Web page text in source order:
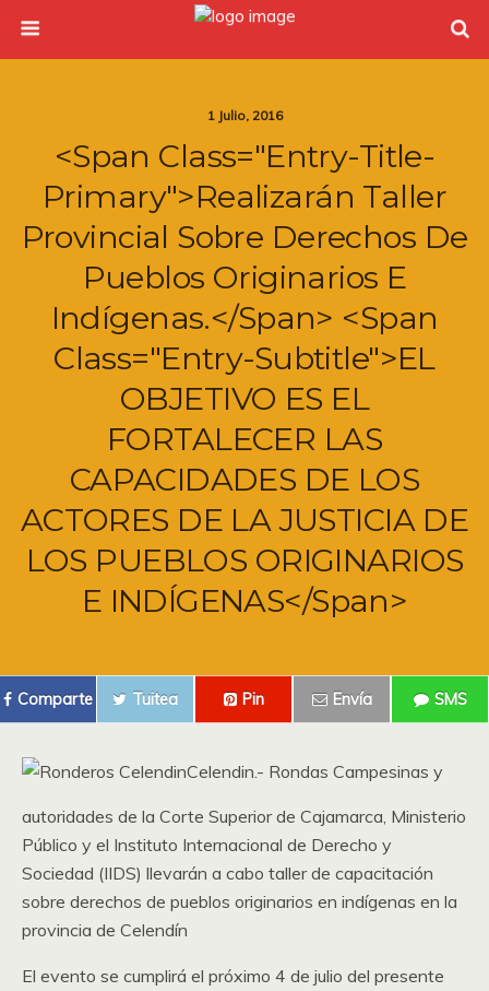
1 Julio, 2016
<span Class="entry-Title-
Primary">Realizarán Taller
Provincial Sobre Derechos De
Pueblos Originarios E
Indígenas.</span> <span
Class="entry-Subtitle">EL
OBJETIVO ES EL
FORTALECER LAS
CAPACIDADES DE LOS
ACTORES DE LA JUSTICIA DE
LOS PUEBLOS ORIGINARIOS
E INDÍGENAS</span>
Comparte Tuitea Pin Envía SMS
Celendin.- Rondas Campesinas y
autoridades de la Corte Superior de Cajamarca, Ministerio
Público y el Instituto Internacional de Derecho y
Sociedad (IIDS) llevarán a cabo taller de capacitación
sobre derechos de pueblos originarios en indígenas en la
provincia de Celendín
El evento se cumplirá el próximo 4 de julio del presente